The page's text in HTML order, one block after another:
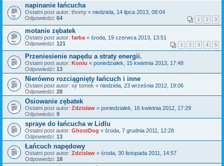
napinanie łańcucha
Ostatni post autor: thomy « niedziela, 14 lipca 2013, 08:04
Odpowiedzi: 64 1 2 3
motanie zębatek
Ostatni post autor: farba « środa, 19 czerwca 2013, 13:51
Odpowiedzi: 121 1 2 3 4 5
Przeniesienie napędu a straty energii.
Ostatni post autor: Koniu « poniedziałek, 15 kwietnia 2013, 17:48
Odpowiedzi: 13
Nierówno rozciągnięty łańcuch i inne
Ostatni post autor: xjr tomek « niedziela, 23 września 2012, 19:06
Odpowiedzi: 28
Osiowanie zębatek
Ostatni post autor: Zdzislaw « poniedziałek, 16 kwietnia 2012, 17:29
Odpowiedzi: 9
spraye do łańcucha w Lidlu
Ostatni post autor: GhostDog « środa, 7 grudnia 2011, 12:28
Odpowiedzi: 13
Łańcuch napędowy
Ostatni post autor: Zdzislaw « środa, 30 listopada 2011, 14:57
Odpowiedzi: 18